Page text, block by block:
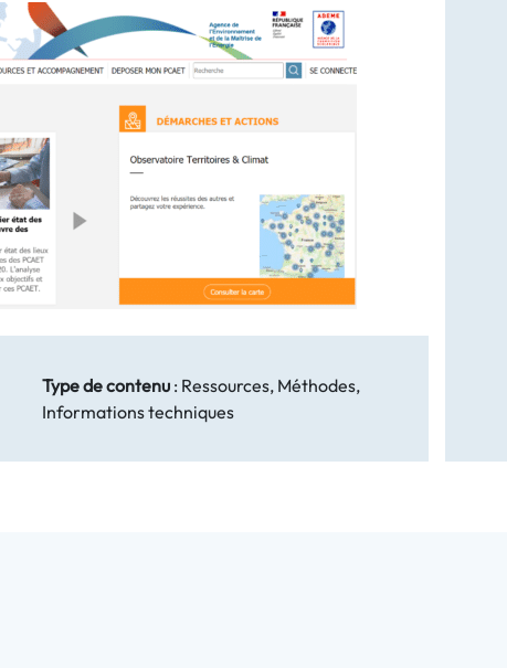
Type de contenu : Ressources, Méthodes,
Informations techniques